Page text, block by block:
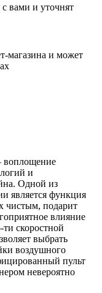
вами и уточнят
магазина и может
и
Одной из
является функция
чистым, подарит
влияние
скоростной
выбрать
воздушного
пульт
невероятно